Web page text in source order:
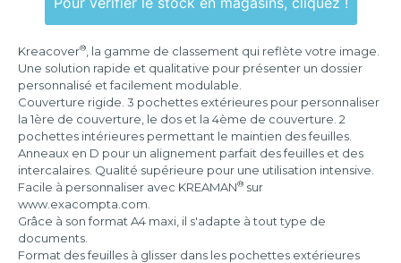
Kreacover®
, la gamme de classement qui reflète votre image.
Une solution rapide et qualitative pour présenter un dossier
personnalisé et facilement modulable.
Couverture rigide. 3 pochettes extérieures pour personnaliser
la 1ère de couverture, le dos et la 4ème de couverture. 2
pochettes intérieures permettant le maintien des feuilles.
Anneaux en D pour un alignement parfait des feuilles et des
intercalaires. Qualité supérieure pour une utilisation intensive.
Facile à personnaliser avec KREAMAN® sur
www.exacompta.com.
Grâce à son format A4 maxi, il s'adapte à tout type de
documents.
Format des feuilles à glisser dans les pochettes extérieures